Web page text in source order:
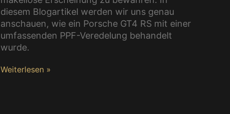
diesem Blogartikel werden wir uns genau
anschauen, wie ein Porsche GT4 RS mit einer
umfassenden PPF-Veredelung behandelt
wurde.
Weiterlesen »